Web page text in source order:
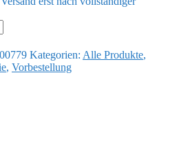
Kategorien: Alle Produkte,
, Vorbestellung